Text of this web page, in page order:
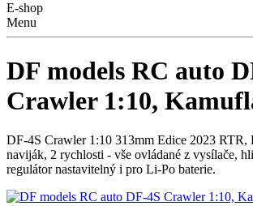
E-shop
Menu
DF models RC auto
Crawler 1:10,
DF-4S Crawler 1:10 313mm Edice 2023 RTR,
naviják, 2 rychlosti - vše ovládané z vysílače,
regulátor nastavitelný i pro Li-Po baterie.